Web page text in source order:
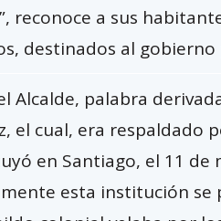
reconoce a sus
destinados al
Alcalde, palabra
el cual, era respaldado
en Santiago, el 11 de
esta institución